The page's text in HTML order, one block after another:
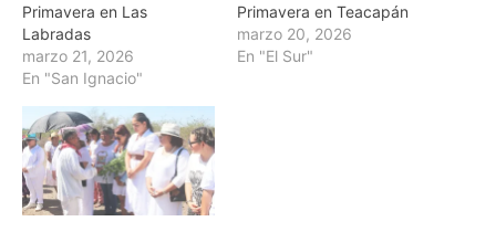
Primavera en Las
Labradas
marzo 21, 2026
En "San Ignacio"
Primavera en Teacapán
marzo 20, 2026
En "El Sur"